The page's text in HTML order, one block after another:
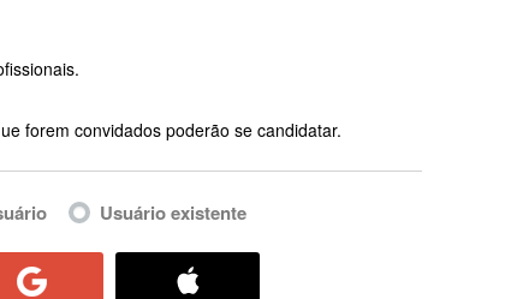
forem convidados poderão se candidatar.
Usuário existente